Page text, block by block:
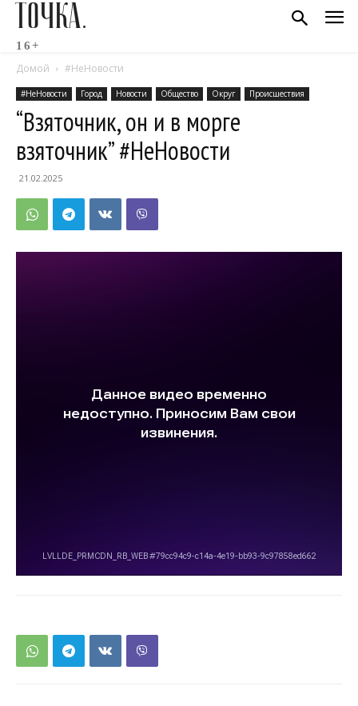
ТОЧКА.
16+
Домой #НеНовости
#НеНовости Город Новости Общество Округ Происшествия
“Взяточник, он и в морге
взяточник” #НеНовости
21.02.2025